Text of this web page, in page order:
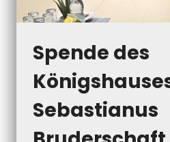
Spende des
Sebastianus